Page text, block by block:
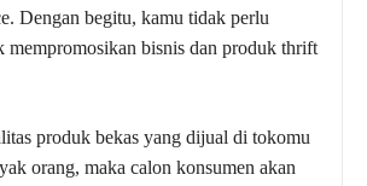
Dengan begitu, kamu tidak perlu
mempromosikan bisnis dan produk thrift
produk bekas yang dijual di tokomu
orang, maka calon konsumen akan